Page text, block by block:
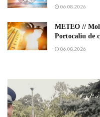
06.08.2026
METEO //
Portocaliu de
06.08.2026